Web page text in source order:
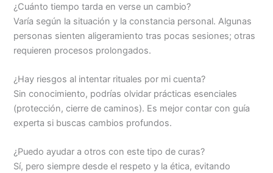
¿Cuánto tiempo tarda en verse un cambio?
Varía según la situación y la constancia personal. Algunas
personas sienten aligeramiento tras pocas sesiones; otras
requieren procesos prolongados.
¿Hay riesgos al intentar rituales por mi cuenta?
Sin conocimiento, podrías olvidar prácticas esenciales
(protección, cierre de caminos). Es mejor contar con guía
experta si buscas cambios profundos.
¿Puedo ayudar a otros con este tipo de curas?
Sí, pero siempre desde el respeto y la ética, evitando